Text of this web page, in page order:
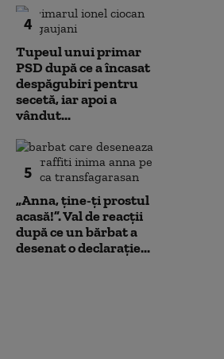
4
Tupeul unui primar
PSD după ce a încasat
despăgubiri pentru
secetă, iar apoi a
vândut...
5
„Anna, ţine-ţi prostul
acasă!”. Val de reacții
după ce un bărbat a
desenat o declarație...